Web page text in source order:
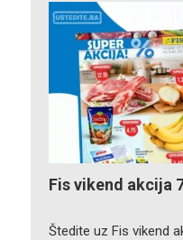
Fis vikend akcija
Štedite uz Fis vikend